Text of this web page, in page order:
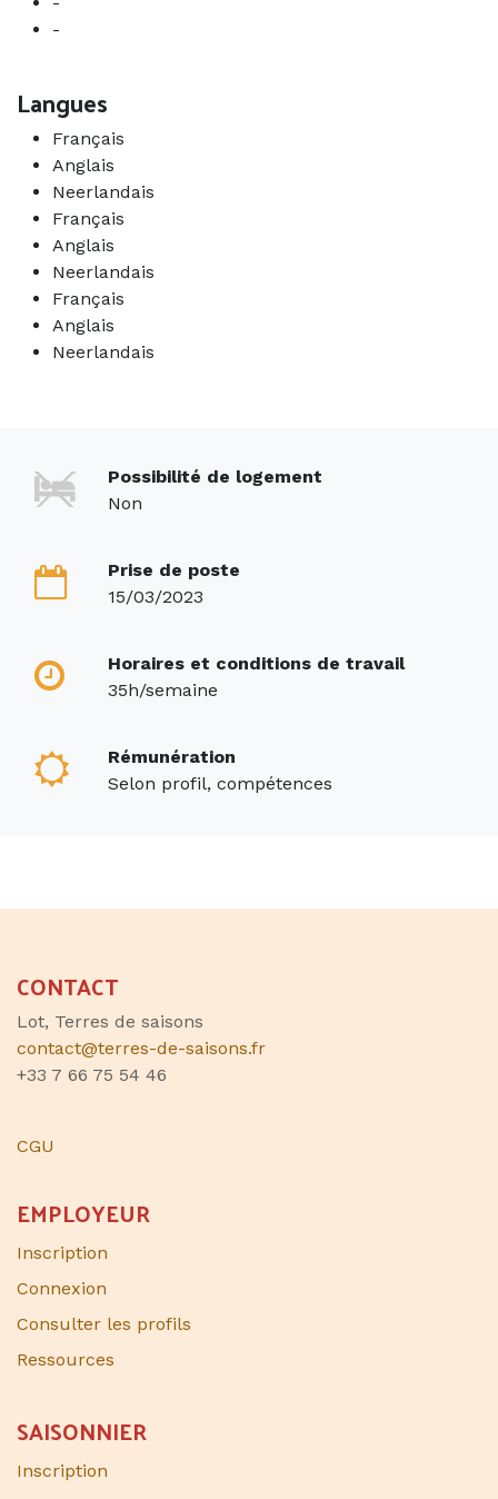
-
Langues
Français
Anglais
Neerlandais
Français
Anglais
Neerlandais
Français
Anglais
Neerlandais
Possibilité de logement
Non
Prise de poste
15/03/2023
Horaires et conditions de travail
35h/semaine
Rémunération
Selon profil, compétences
CONTACT
Lot, Terres de saisons
contact@terres-de-saisons.fr
+33 7 66 75 54 46
CGU
EMPLOYEUR
Inscription
Connexion
Consulter les profils
Ressources
SAISONNIER​
Inscription